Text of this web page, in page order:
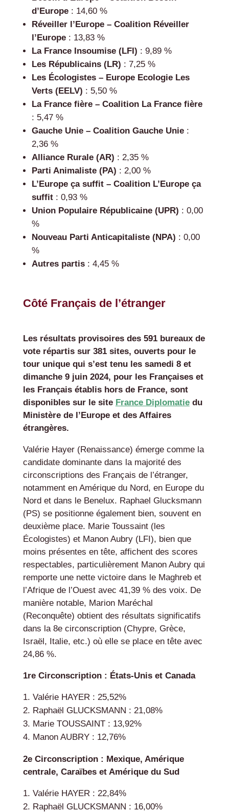
d’Europe: 14,60 %
Réveiller l’Europe – Coalition Réveiller
l’Europe: 13,83 %
La France Insoumise (LFI) : 9,89 %
Les Républicains (LR) : 7,25 %
Les Écologistes – Europe Ecologie Les
Verts (EELV) : 5,50 %
La France fière – Coalition La France fière
: 5,47 %
Gauche Unie – Coalition Gauche Unie:
2,36 %
Alliance Rurale (AR) : 2,35 %
Parti Animaliste (PA) : 2,00 %
L’Europe ça suffit – Coalition L’Europe ça
suffit: 0,93 %
Union Populaire Républicaine (UPR) : 0,00
%
Nouveau Parti Anticapitaliste (NPA) : 0,00
%
Autres partis: 4,45 %
Côté Français de l’étranger
Les résultats provisoires des 591 bureaux de
vote répartis sur 381 sites, ouverts pour le
tour unique qui s’est tenu les samedi 8 et
dimanche 9 juin 2024, pour les Françaises et
les Français établis hors de France, sont
disponibles sur le site France Diplomatiedu
Ministère de l’Europe et des Affaires
étrangères.
Valérie Hayer (Renaissance) émerge comme la
candidate dominante dans la majorité des
circonscriptions des Français de l’étranger,
notamment en Amérique du Nord, en Europe du
Nord et dans le Benelux. Raphael Glucksmann
(PS) se positionne également bien, souvent en
deuxième place. Marie Toussaint (les
Écologistes) et Manon Aubry (LFI), bien que
moins présentes en tête, affichent des scores
respectables, particulièrement Manon Aubry qui
remporte une nette victoire dans le Maghreb et
l’Afrique de l’Ouest avec 41,39 % des voix. De
manière notable, Marion Maréchal
(Reconquête) obtient des résultats significatifs
dans la 8e circonscription (Chypre, Grèce,
Israël, Italie, etc.) où elle se place en tête avec
24,86 %.
1re Circonscription : États-Unis et Canada
Valérie HAYER : 25,52%
Raphaël GLUCKSMANN : 21,08%
Marie TOUSSAINT : 13,92%
Manon AUBRY : 12,76%
2e Circonscription : Mexique, Amérique
centrale, Caraïbes et Amérique du Sud
Valérie HAYER : 22,84%
Raphaël GLUCKSMANN : 16,00%